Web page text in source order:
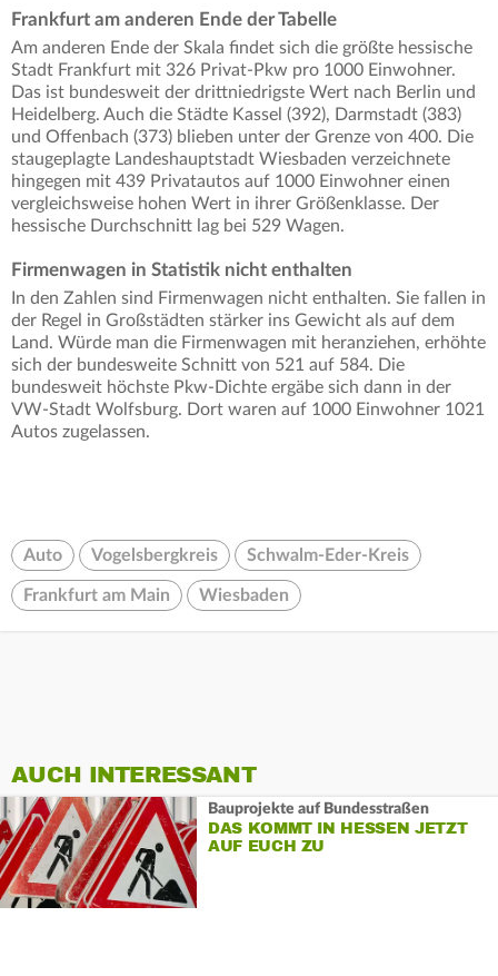
Frankfurt am anderen Ende der Tabelle
Am anderen Ende der Skala findet sich die größte hessische
Stadt Frankfurt mit 326 Privat-Pkw pro 1000 Einwohner.
Das ist bundesweit der drittniedrigste Wert nach Berlin und
Heidelberg. Auch die Städte Kassel (392), Darmstadt (383)
und Offenbach (373) blieben unter der Grenze von 400. Die
staugeplagte Landeshauptstadt Wiesbaden verzeichnete
hingegen mit 439 Privatautos auf 1000 Einwohner einen
vergleichsweise hohen Wert in ihrer Größenklasse. Der
hessische Durchschnitt lag bei 529 Wagen.
Firmenwagen in Statistik nicht enthalten
In den Zahlen sind Firmenwagen nicht enthalten. Sie fallen in
der Regel in Großstädten stärker ins Gewicht als auf dem
Land. Würde man die Firmenwagen mit heranziehen, erhöhte
sich der bundesweite Schnitt von 521 auf 584. Die
bundesweit höchste Pkw-Dichte ergäbe sich dann in der
VW-Stadt Wolfsburg. Dort waren auf 1000 Einwohner 1021
Autos zugelassen.
Auto Vogelsbergkreis Schwalm-Eder-Kreis
Frankfurt am Main Wiesbaden
AUCH INTERESSANT
Bauprojekte auf Bundesstraßen
DAS KOMMT IN HESSEN JETZT
AUF EUCH ZU